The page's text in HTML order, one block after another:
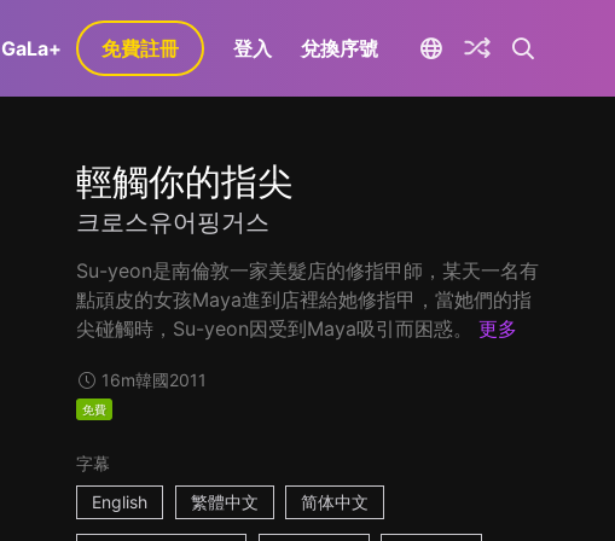
GaLa+ 免費註冊 登入 兌換序號
輕觸你的指尖
크로스유어핑거스
Su-yeon是南倫敦一家美髮店的修指甲師，某天一名有
點頑皮的女孩Maya進到店裡給她修指甲，當她們的指
尖碰觸時，Su-yeon因受到Maya吸引而困惑。
更多
16m韓國2011
免費
字幕
English
繁體中文 简体中文